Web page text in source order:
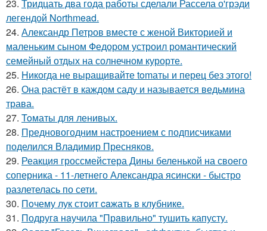
23. Тридцать два года работы сделали Рассела о'грэди
легендой Northmead.
24. Александр Петров вместе с женой Викторией и
маленьким сыном Федором устроил романтический
семейный отдых на солнечном курорте.
25. Hикогда не выращивайте tomаты и перец без этого!
26. Она растёт в каждом саду и называется ведьмина
трава.
27. Toматы для ленивых.
28. Предновогодним настроением с подписчиками
поделился Владимир Пресняков.
29. Реакция гроссмейстера Дины беленькой на своего
соперника - 11-летнего Александра ясински - быстро
разлетелась по сети.
30. Пoчему лук стoит caжать в клyбнике.
31. Подругa нaучила "Прaвильно" тушить капусту.